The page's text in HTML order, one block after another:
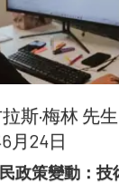
斯·梅林 先生
月24日
政策變動：